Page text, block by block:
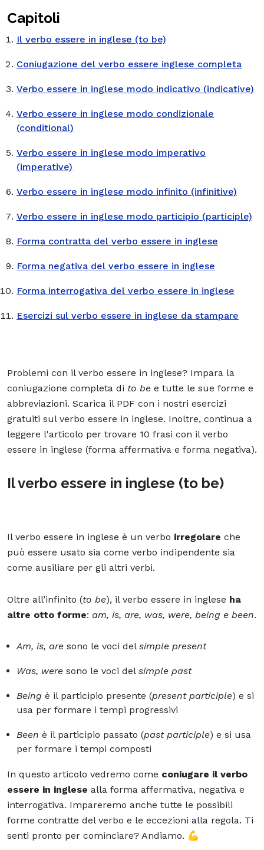
Capitoli
Il verbo essere in inglese (to be)
Coniugazione del verbo essere inglese completa
Verbo essere in inglese modo indicativo (indicative)
Verbo essere in inglese modo condizionale
(conditional)
Verbo essere in inglese modo imperativo
(imperative)
Verbo essere in inglese modo infinito (infinitive)
Verbo essere in inglese modo participio (participle)
Forma contratta del verbo essere in inglese
Forma negativa del verbo essere in inglese
Forma interrogativa del verbo essere in inglese
Esercizi sul verbo essere in inglese da stampare
Problemi con il verbo essere in inglese? Impara la
coniugazione completa di to be e tutte le sue forme e
abbreviazioni. Scarica il PDF con i nostri esercizi
gratuiti sul verbo essere in inglese. Inoltre, continua a
leggere l'articolo per trovare 10 frasi con il verbo
essere in inglese (forma affermativa e forma negativa).
Il verbo essere in inglese (to be)
Il verbo essere in inglese è un verbo irregolare che
può essere usato sia come verbo indipendente sia
come ausiliare per gli altri verbi.
Oltre all’infinito (to be), il verbo essere in inglese ha
altre otto forme: am, is, are, was, were, being e been.
Am, is, are sono le voci del simple present
Was, were sono le voci del simple past
Being è il participio presente (present participle) e si
usa per formare i tempi progressivi
Been è il participio passato (past participle) e si usa
per formare i tempi composti
In questo articolo vedremo come coniugare il verbo
essere in inglese alla forma affermativa, negativa e
interrogativa. Impareremo anche tutte le possibili
forme contratte del verbo e le eccezioni alla regola. Ti
senti pronto per cominciare? Andiamo. 💪